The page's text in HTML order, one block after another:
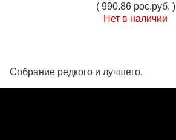
( 990.86 рос.руб. )
Нет в наличии
Собрание редкого и лучшего.